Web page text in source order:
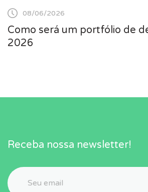
08/06/2026
Como será um portfólio de
2026
Receba nossa newsletter!